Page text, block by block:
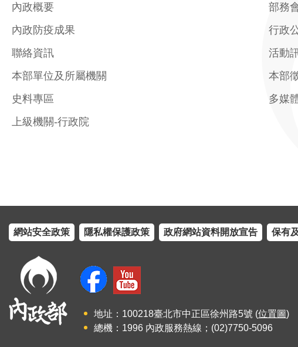
內政概要
內政防疫成果
聯絡資訊
本部單位及所屬機關
史料專區
上級機關-行政院
部務
行政
活動
本部
多媒
網站安全政策 隱私權保護政策 政府網站資料開放宣告 保有
地址：100218臺北市中正區徐州路5號 (位置圖)
總機：1996 內政服務熱線；(02)7750-5096